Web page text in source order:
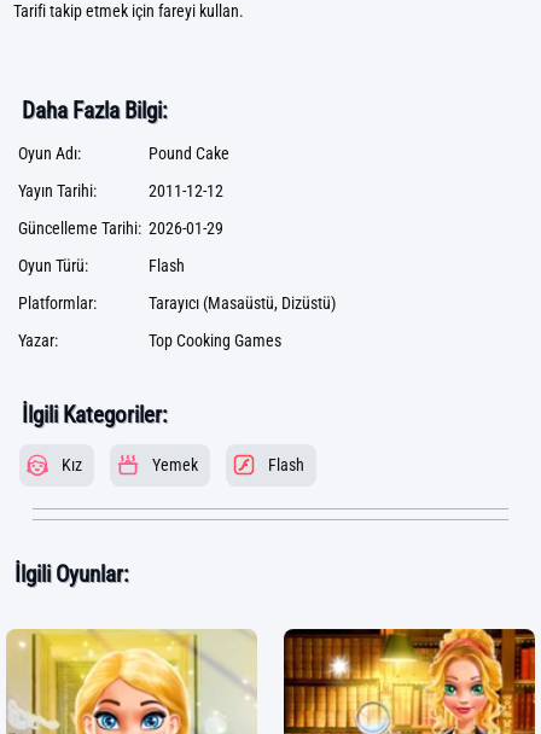
Tarifi takip etmek için fareyi kullan.
Daha Fazla Bilgi:
Oyun Adı:
Pound Cake
Yayın Tarihi:
2011-12-12
Güncelleme Tarihi: 2026-01-29
Oyun Türü:
Flash
Platformlar:
Tarayıcı (Masaüstü, Dizüstü)
Yazar:
Top Cooking Games
İlgili Kategoriler:
Kız Yemek Flash
İlgili Oyunlar: